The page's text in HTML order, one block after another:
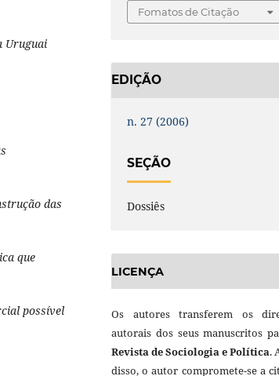
Uruguai
das
que
possível
Fomatos de Citação
EDIÇÃO
n. 27 (2006)
SEÇÃO
Dossiês
LICENÇA
Os autores transferem os
autorais dos seus manuscritos
Revista de Sociologia e Política.
disso, o autor compromete-se a